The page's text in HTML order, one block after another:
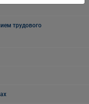
трудового